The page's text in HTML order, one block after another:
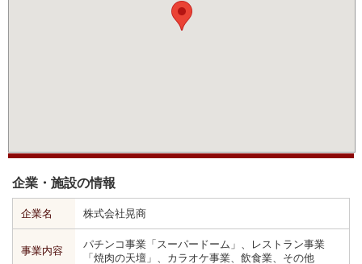
企業・施設の情報
企業名 株式会社晃商
事業内容
パチンコ事業「スーパードーム」、レストラン事業
「焼肉の天壇」、カラオケ事業、飲食業、その他